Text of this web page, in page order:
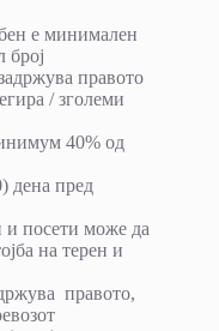
е минимален
број
правото
/ зголеми
40% од
дена пред
и посети може да
на терен и
правото,